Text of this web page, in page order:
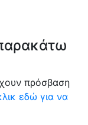
πρόσβαση
εδώ για να